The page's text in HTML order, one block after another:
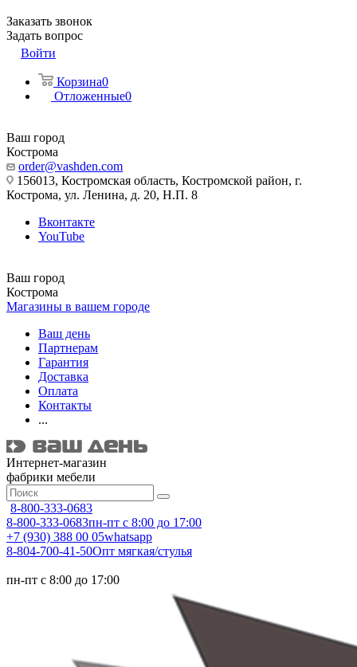
Заказать звонок
Задать вопрос
Войти
Корзина0
Отложенные0
Ваш город
Кострома
order@vashden.com
156013, Костромская область, Костромской район, г.
Кострома, ул. Ленина, д. 20, Н.П. 8
Вконтакте
YouTube
Ваш город
Кострома
Магазины в вашем городе
Ваш день
Партнерам
Гарантия
Доставка
Оплата
Контакты
...
Интернет-магазин
фабрики мебели
8-800-333-0683
8-800-333-0683пн-пт с 8:00 до 17:00
+7 (930) 388 00 05whatsapp
8-804-700-41-50Опт мягкая/стулья
пн-пт с 8:00 до 17:00